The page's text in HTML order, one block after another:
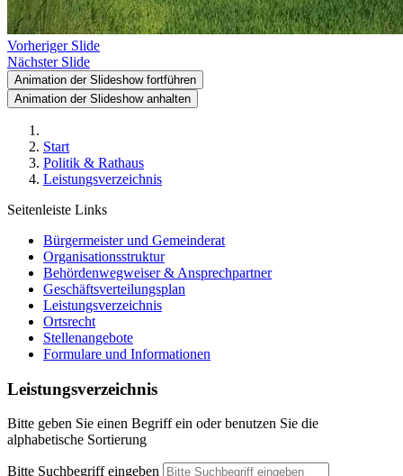
Vorheriger Slide
Nächster Slide
Animation der Slideshow fortführen
Animation der Slideshow anhalten
Start
Politik & Rathaus
Leistungsverzeichnis
Seitenleiste Links
Bürgermeister und Gemeinderat
Organisationsstruktur
Behördenwegweiser & Ansprechpartner
Geschäftsverteilungsplan
Leistungsverzeichnis
Ortsrecht
Stellenangebote
Formulare und Informationen
Leistungsverzeichnis
Bitte geben Sie einen Begriff ein oder benutzen Sie die
alphabetische Sortierung
Bitte Suchbegriff eingeben